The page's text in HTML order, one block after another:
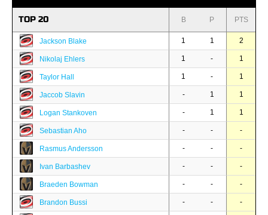
TOP 20 B P PTS
Jackson Blake 1 1 2
Nikolaj Ehlers 1 - 1
Taylor Hall 1 - 1
Jaccob Slavin - 1 1
Logan Stankoven - 1 1
Sebastian Aho - - -
Rasmus Andersson - - -
Ivan Barbashev - - -
Braeden Bowman - - -
Brandon Bussi - - -